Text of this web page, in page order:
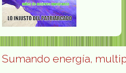
Sumando energía,